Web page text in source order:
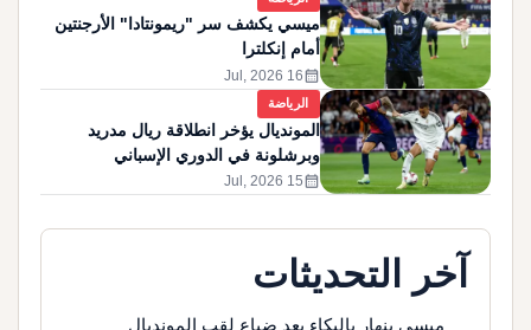
ميسي يكشف سر "ريمونتادا" الأرجنتين
أمام إنكلترا
calendar_month
16 Jul, 2026
الرياضة
المونديال يؤخر انطلاقة ريال مدريد
وبرشلونة في الدوري الإسباني
calendar_month
15 Jul, 2026
آخر التحديثات
ميسي ينهار بالبكاء بعد ضياع لقب المونديال